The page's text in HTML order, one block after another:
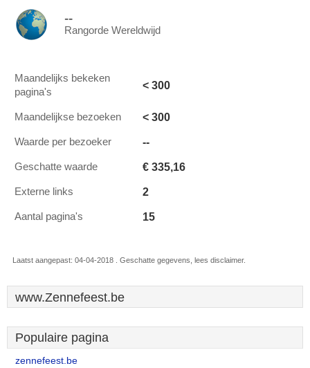
--
Rangorde Wereldwijd
Maandelijks bekeken
pagina's
< 300
Maandelijkse bezoeken < 300
Waarde per bezoeker --
Geschatte waarde € 335,16
Externe links 2
Aantal pagina's 15
Laatst aangepast: 04-04-2018 . Geschatte gegevens, lees disclaimer.
www.Zennefeest.be
Populaire pagina
zennefeest.be